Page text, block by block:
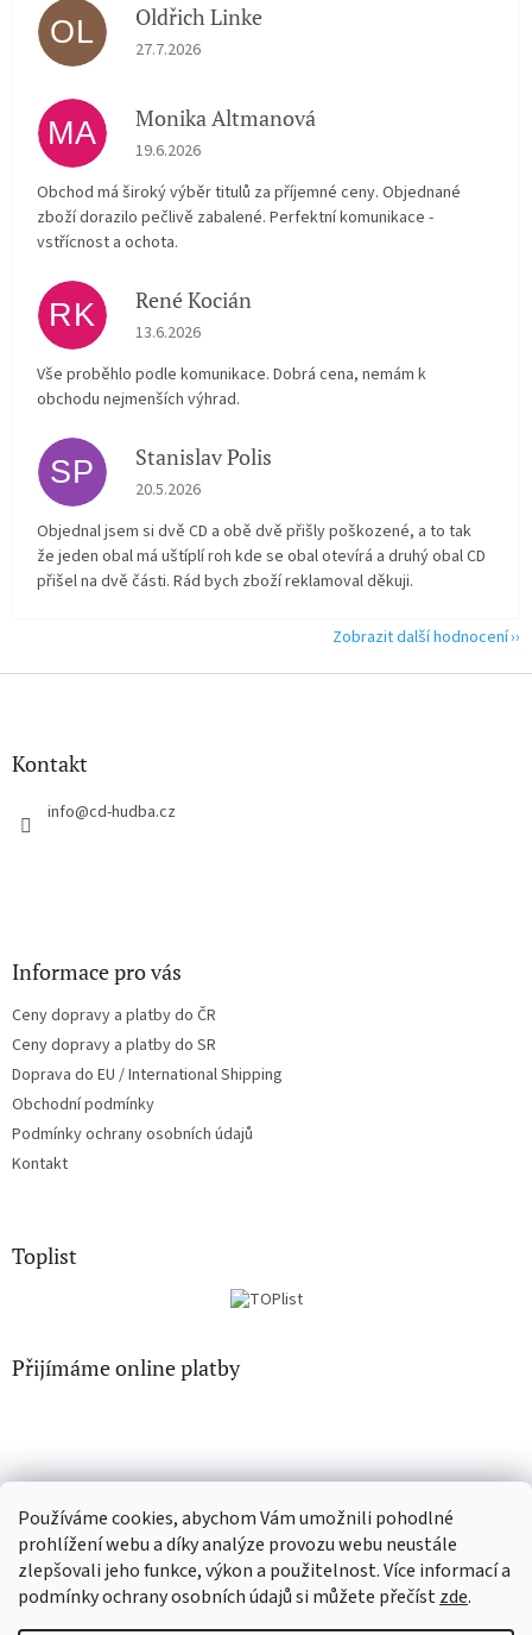
Používáme cookies, abychom Vám umožnili pohodlné
prohlížení webu a díky analýze provozu webu neustále
zlepšovali jeho funkce, výkon a použitelnost. Více informací a
podmínky ochrany osobních údajů si můžete přečístzde.
OL Oldřich Linke
Hodnocení obchodu je 5 z 5 hvězdiček.
27.7.2026
MA Monika Altmanová
Hodnocení obchodu je 5 z 5 hvězdiček.
19.6.2026
Obchod má široký výběr titulů za příjemné ceny. Objednané
zboží dorazilo pečlivě zabalené. Perfektní komunikace -
vstřícnost a ochota.
RK René Kocián
Hodnocení obchodu je 5 z 5 hvězdiček.
13.6.2026
Vše proběhlo podle komunikace. Dobrá cena, nemám k
obchodu nejmenších výhrad.
SP Stanislav Polis
Hodnocení obchodu je 2 z 5 hvězdiček.
20.5.2026
Objednal jsem si dvě CD a obě dvě přišly poškozené, a to tak
že jeden obal má uštíplí roh kde se obal otevírá a druhý obal CD
přišel na dvě části. Rád bych zboží reklamoval děkuji.
Zobrazit další hodnocení
Z
Kontakt
info@cd-hudba.cz
Informace pro vás
Ceny dopravy a platby do ČR
Ceny dopravy a platby do SR
Doprava do EU / International Shipping
Obchodní podmínky
Podmínky ochrany osobních údajů
Kontakt
Toplist
Přijímáme online platby
EN-filmy.cz CD-Soundtrack.cz